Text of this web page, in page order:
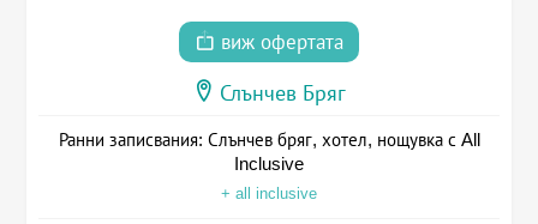
виж офертата
Слънчев Бряг
Ранни записвания: Слънчев бряг, хотел, нощувка с All
Inclusive
+ all inclusive